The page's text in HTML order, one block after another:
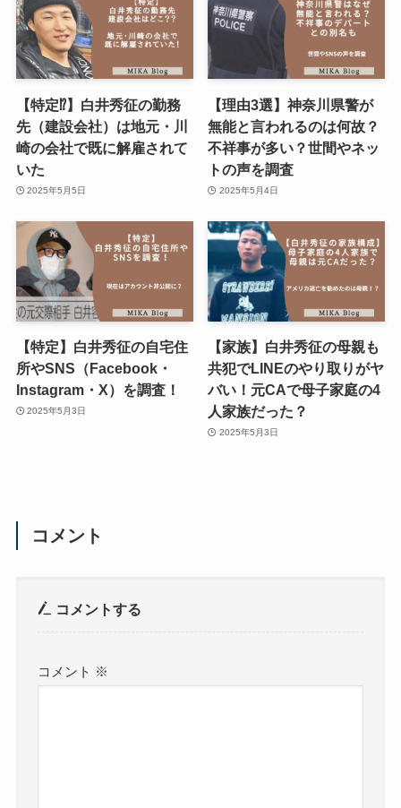
【特定⁉︎】白井秀征の勤務
先（建設会社）は地元・川
崎の会社で既に解雇されて
いた
2025年5月5日
【理由3選】神奈川県警が
無能と言われるのは何故？
不祥事が多い？世間やネッ
トの声を調査
2025年5月4日
【特定】白井秀征の自宅住
所やSNS（Facebook・
Instagram・X）を調査！
2025年5月3日
【家族】白井秀征の母親も
共犯でLINEのやり取りがヤ
バい！元CAで母子家庭の4
人家族だった？
2025年5月3日
コメント
コメントする
コメント ※